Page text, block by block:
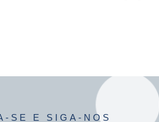
SE E SIGA-NOS